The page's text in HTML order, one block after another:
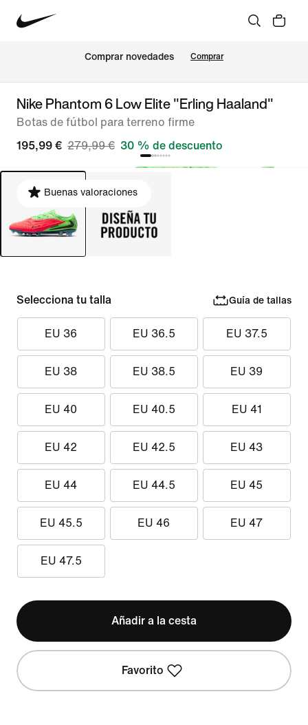
Comprar novedades Comprar
Nike Phantom 6 Low Elite "Erling Haaland"
Botas de fútbol para terreno firme
195,99 € 279,99 € 30 % de descuento
Buenas valoraciones
Selecciona tu talla Guía de tallas
EU 36 EU 36.5 EU 37.5
EU 38 EU 38.5 EU 39
EU 40 EU 40.5 EU 41
EU 42 EU 42.5 EU 43
EU 44 EU 44.5 EU 45
EU 45.5 EU 46 EU 47
EU 47.5
Añadir a la cesta
Favorito